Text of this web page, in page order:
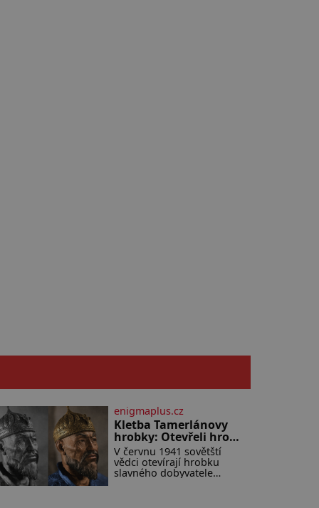
enigmaplus.cz
Kletba Tamerlánovy
hrobky: Otevřeli hrob
a za dva dny začala
invaze do SSSR.
Náhoda, nebo
V červnu 1941 sovětští
vědci otevírají hrobku
slavného dobyvatele